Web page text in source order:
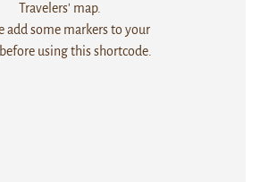
Travelers' map.
add some markers to your
using this shortcode.